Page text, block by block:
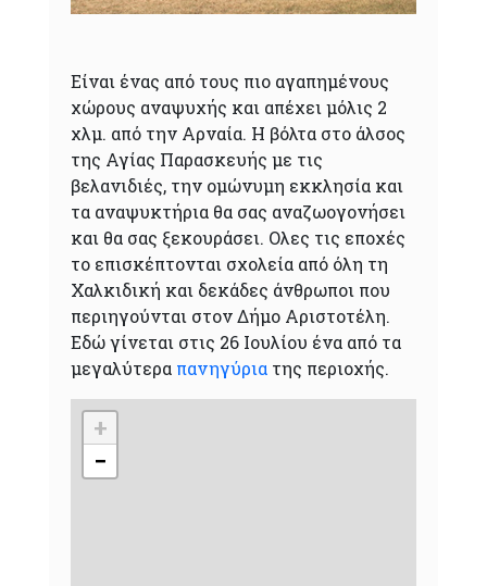
Είναι ένας από τους πιο αγαπημένους
χώρους αναψυχής και απέχει μόλις 2
χλμ. από την Αρναία. Η βόλτα στο άλσος
της Αγίας Παρασκευής με τις
βελανιδιές, την ομώνυμη εκκλησία και
τα αναψυκτήρια θα σας αναζωογονήσει
και θα σας ξεκουράσει. Ολες τις εποχές
το επισκέπτονται σχολεία από όλη τη
Χαλκιδική και δεκάδες άνθρωποι που
περιηγούνται στον Δήμο Αριστοτέλη.
Εδώ γίνεται στις 26 Ιουλίου ένα από τα
μεγαλύτερα πανηγύριατης περιοχής.
+
−